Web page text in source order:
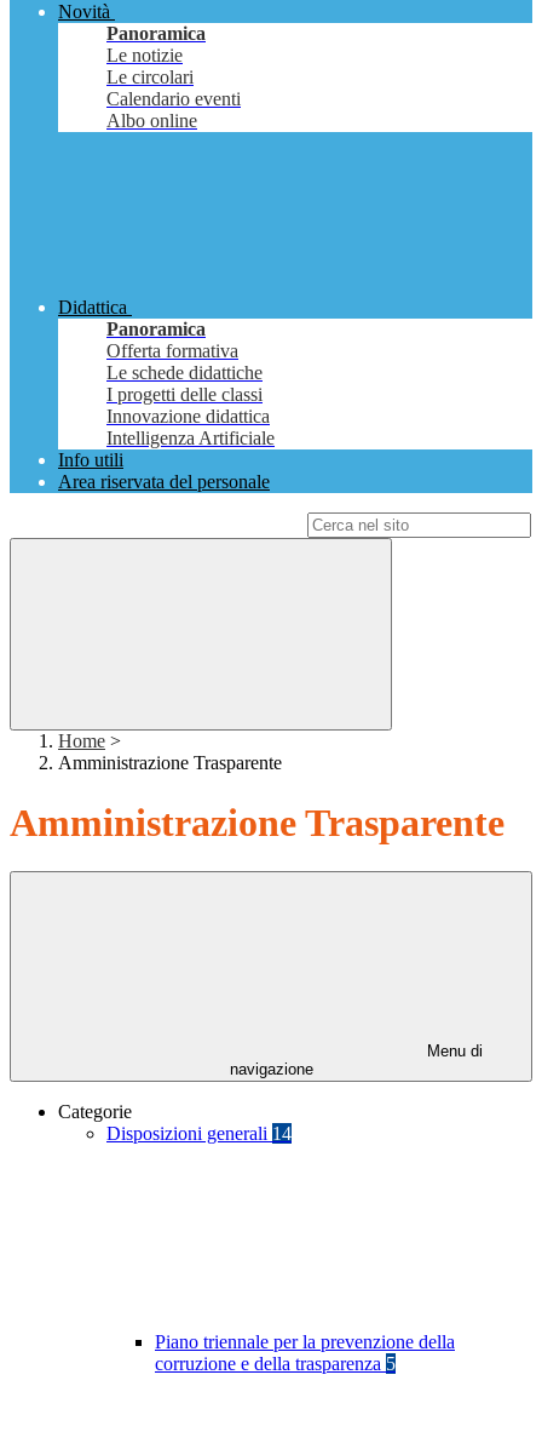
Novità
Panoramica
Le notizie
Le circolari
Calendario eventi
Albo online
Didattica
Panoramica
Offerta formativa
Le schede didattiche
I progetti delle classi
Innovazione didattica
Intelligenza Artificiale
Info utili
Area riservata del personale
Home >
Amministrazione Trasparente
Amministrazione Trasparente
Menu di
navigazione
Categorie
Disposizioni generali 14
Piano triennale per la prevenzione della
corruzione e della trasparenza 5